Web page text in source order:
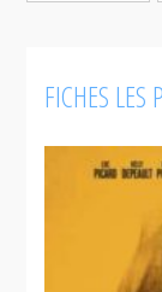
FICHES LES